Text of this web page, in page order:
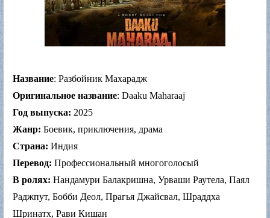
Название: Разбойник Махарадж
Оригинальное название: Daaku Maharaaj
Год выпуска: 2025
Жанр: Боевик, приключения, драма
Страна: Индия
Перевод: Профессиональный многоголосый
В ролях: Нандамури Балакришна, Урваши Раутела, Паял
Раджпут, Бобби Деол, Прагья Джайсвал, Шраддха
Шринатх, Рави Кишан